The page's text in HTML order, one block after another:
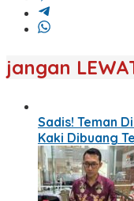
jangan
Sadis! Teman
Kaki Dibuang